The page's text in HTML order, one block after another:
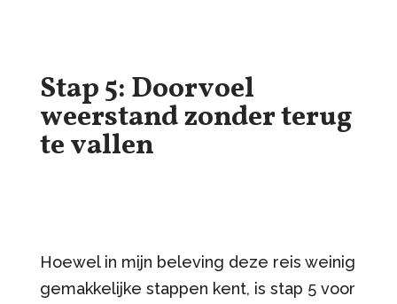
Stap 5: Doorvoel
weerstand zonder terug
te vallen
Hoewel in mijn beleving deze reis weinig
gemakkelijke stappen kent, is stap 5 voor